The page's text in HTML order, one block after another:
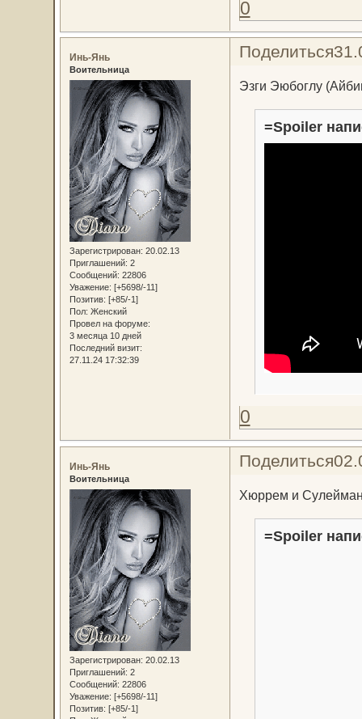
0
Поделиться
Инь-Янь
Воительница
Зарегистрирован: 20.02.13
Приглашений: 2
Сообщений: 22806
Уважение: [+5698/-11]
Позитив: [+85/-1]
Пол: Женский
Провел на форуме:
3 месяца 10 дней
Последний визит:
27.11.24 17:32:39
Эзги Эюбоглу
=Spoiler
0
Поделиться
Инь-Янь
Воительница
Зарегистрирован: 20.02.13
Приглашений: 2
Сообщений: 22806
Уважение: [+5698/-11]
Позитив: [+85/-1]
Хюррем и
=Spoiler